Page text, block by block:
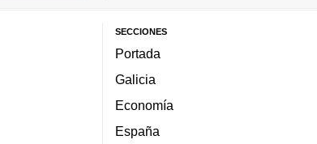
SECCIONES
Portada
Galicia
Economía
España